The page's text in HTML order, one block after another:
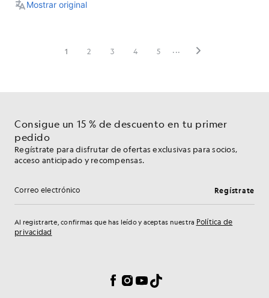
Consigue un 15 % de descuento en tu primer
pedido
Regístrate para disfrutar de ofertas exclusivas para socios,
acceso anticipado y recompensas.
Dirección de correo electrónico Regístrate
Al registrarte, confirmas que has leído y aceptas nuestra Política de
privacidad
Facebook
Instagram
YouTube
TikTok